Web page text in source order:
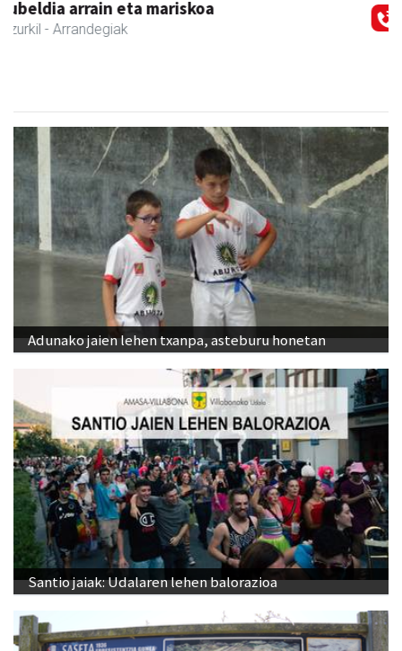
Adunako jaien lehen txanpa, asteburu honetan
Santio jaiak: Udalaren lehen balorazioa